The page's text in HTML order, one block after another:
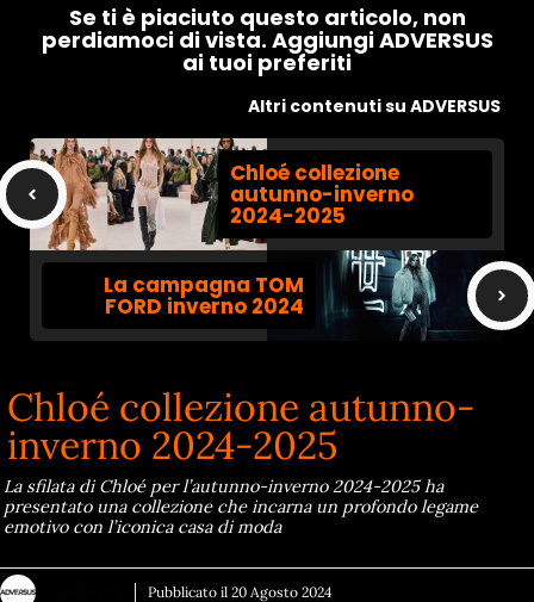
Se ti è piaciuto questo articolo, non
perdiamoci di vista. Aggiungi ADVERSUS
ai tuoi preferiti
Altri contenuti su ADVERSUS
Chloé collezione
autunno-inverno
2024-2025
La campagna TOM
FORD inverno 2024
Chloé collezione autunno-
inverno 2024-2025
La sfilata di Chloé per l’autunno-inverno 2024-2025 ha
presentato una collezione che incarna un profondo legame
emotivo con l’iconica casa di moda
Pubblicato il 20 Agosto 2024